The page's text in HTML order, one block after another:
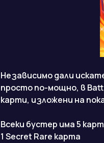
Независимо дали
просто по-мощно, в
карти, изложени на
Всеки бустер има 5
1 Secret Rare карта